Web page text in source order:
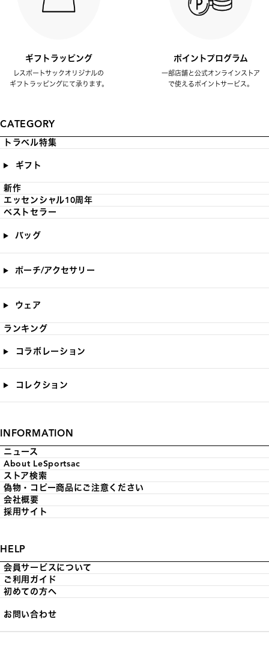
ギフトラッピング
レスポートサックオリジナルの
ギフトラッピングにて承ります。
ポイントプログラム
一部店舗と公式オンラインストア
で使えるポイントサービス。
CATEGORY
トラベル特集
ギフト
新作
エッセンシャル10周年
ベストセラー
バッグ
ポーチ/アクセサリー
ウェア
ランキング
コラボレーション
コレクション
INFORMATION
ニュース
About LeSportsac
ストア検索
偽物・コピー商品にご注意ください
会社概要
採用サイト
HELP
会員サービスについて
ご利用ガイド
初めての方へ
お問い合わせ